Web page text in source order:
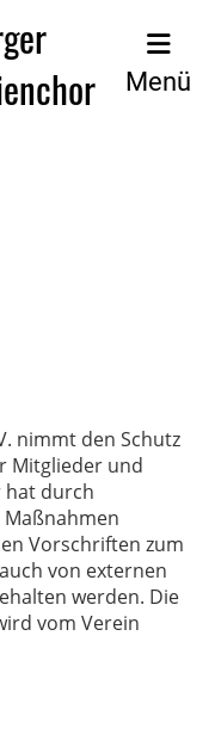
Menü
nimmt den Schutz
Mitglieder und
hat durch
Vorschriften zum
von externen
werden. Die
vom Verein